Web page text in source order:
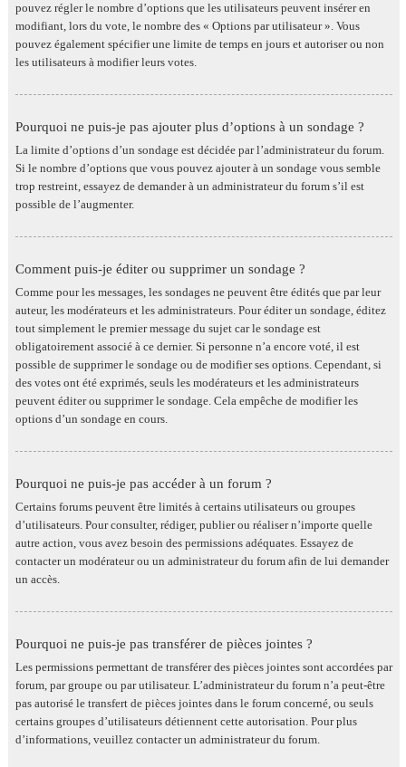
pouvez régler le nombre d’options que les utilisateurs peuvent insérer en
modifiant, lors du vote, le nombre des « Options par utilisateur ». Vous
pouvez également spécifier une limite de temps en jours et autoriser ou non
les utilisateurs à modifier leurs votes.
Pourquoi ne puis-je pas ajouter plus d’options à un sondage ?
La limite d’options d’un sondage est décidée par l’administrateur du forum.
Si le nombre d’options que vous pouvez ajouter à un sondage vous semble
trop restreint, essayez de demander à un administrateur du forum s’il est
possible de l’augmenter.
Comment puis-je éditer ou supprimer un sondage ?
Comme pour les messages, les sondages ne peuvent être édités que par leur
auteur, les modérateurs et les administrateurs. Pour éditer un sondage, éditez
tout simplement le premier message du sujet car le sondage est
obligatoirement associé à ce dernier. Si personne n’a encore voté, il est
possible de supprimer le sondage ou de modifier ses options. Cependant, si
des votes ont été exprimés, seuls les modérateurs et les administrateurs
peuvent éditer ou supprimer le sondage. Cela empêche de modifier les
options d’un sondage en cours.
Pourquoi ne puis-je pas accéder à un forum ?
Certains forums peuvent être limités à certains utilisateurs ou groupes
d’utilisateurs. Pour consulter, rédiger, publier ou réaliser n’importe quelle
autre action, vous avez besoin des permissions adéquates. Essayez de
contacter un modérateur ou un administrateur du forum afin de lui demander
un accès.
Pourquoi ne puis-je pas transférer de pièces jointes ?
Les permissions permettant de transférer des pièces jointes sont accordées par
forum, par groupe ou par utilisateur. L’administrateur du forum n’a peut-être
pas autorisé le transfert de pièces jointes dans le forum concerné, ou seuls
certains groupes d’utilisateurs détiennent cette autorisation. Pour plus
d’informations, veuillez contacter un administrateur du forum.